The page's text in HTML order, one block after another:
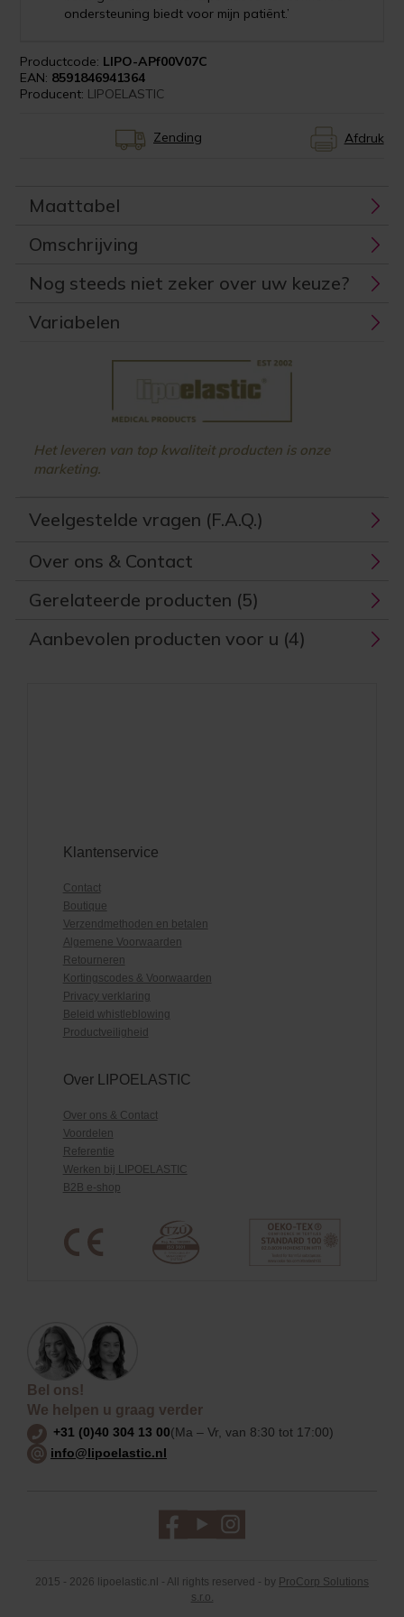
ondersteuning biedt voor mijn patiënt.’
Productcode: LIPO-APf00V07C
EAN: 8591846941364
Producent: LIPOELASTIC
Zending Afdruk
Maattabel
Omschrijving
Nog steeds niet zeker over uw keuze?
Variabelen
Het leveren van top kwaliteit producten is onze
marketing.
Veelgestelde vragen (F.A.Q.)
Over ons & Contact
Gerelateerde producten (5)
Aanbevolen producten voor u (4)
Klantenservice
Contact
Boutique
Verzendmethoden en betalen
Algemene Voorwaarden
Retourneren
Kortingscodes & Voorwaarden
Privacy verklaring
Beleid whistleblowing
Productveiligheid
Over LIPOELASTIC
Over ons & Contact
Voordelen
Referentie
Werken bij LIPOELASTIC
B2B e-shop
Bel ons!
We helpen u graag verder
+31 (0)40 304 13 00(Ma – Vr, van 8:30 tot 17:00)
info@lipoelastic.nl
2015 - 2026 lipoelastic.nl - All rights reserved - by ProCorp Solutions
s.r.o.